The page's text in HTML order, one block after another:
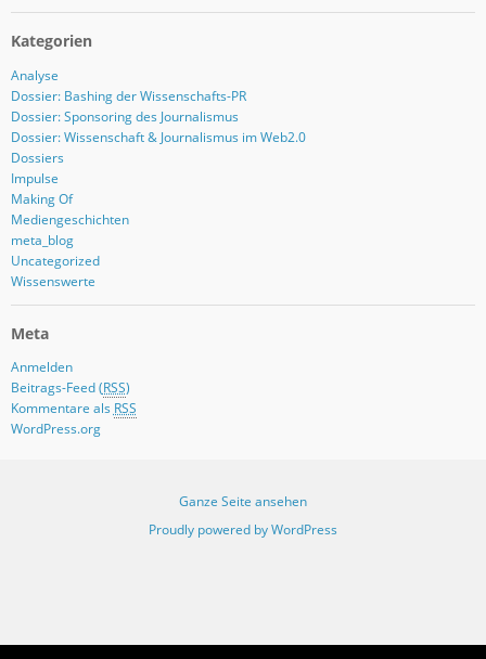
Kategorien
Analyse
Dossier: Bashing der Wissenschafts-PR
Dossier: Sponsoring des Journalismus
Dossier: Wissenschaft & Journalismus im Web2.0
Dossiers
Impulse
Making Of
Mediengeschichten
meta_blog
Uncategorized
Wissenswerte
Meta
Anmelden
Beitrags-Feed (RSS)
Kommentare als RSS
WordPress.org
Ganze Seite ansehen
Proudly powered by WordPress